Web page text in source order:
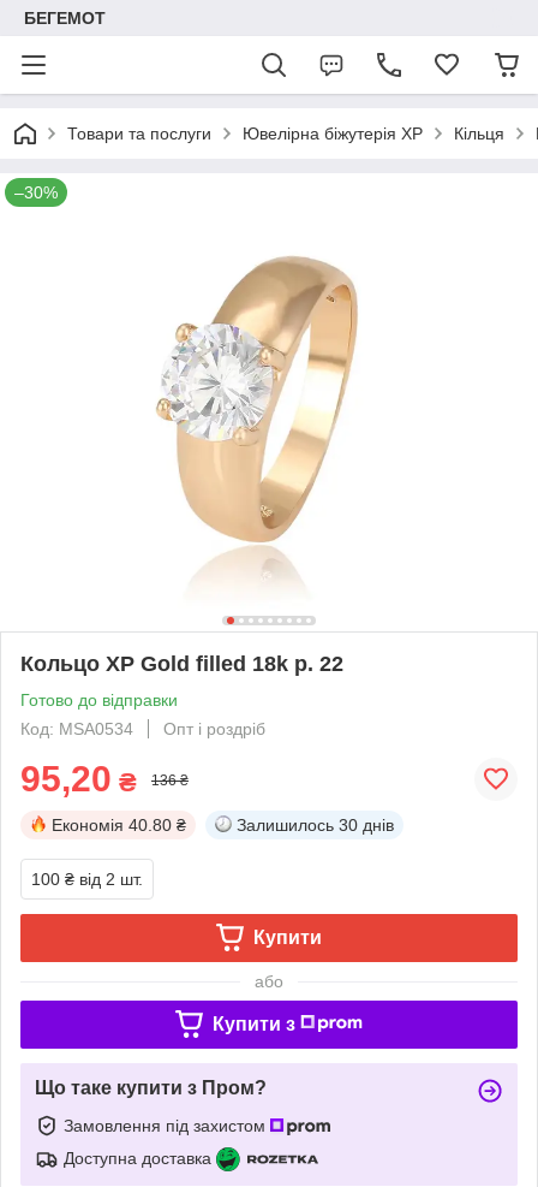
БЕГЕМОТ
Товари та послуги Ювелірна біжутерія XP Кільця
–30%
Кольцо ХР Gold filled 18k р. 22
Готово до відправки
Код: MSA0534
Опт і роздріб
95,20 ₴ 136 ₴
Економія 40.80 ₴ Залишилось 30 днів
100 ₴ від 2 шт.
Купити
або
Купити з
Що таке купити з Пром?
Замовлення під захистом
Доступна доставка